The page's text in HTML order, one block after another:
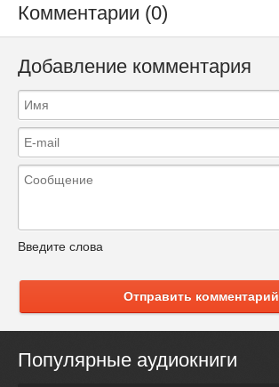
Комментарии (0)
Добавление комментария
Введите слова
Отправить комментарий
Популярные аудиокниги